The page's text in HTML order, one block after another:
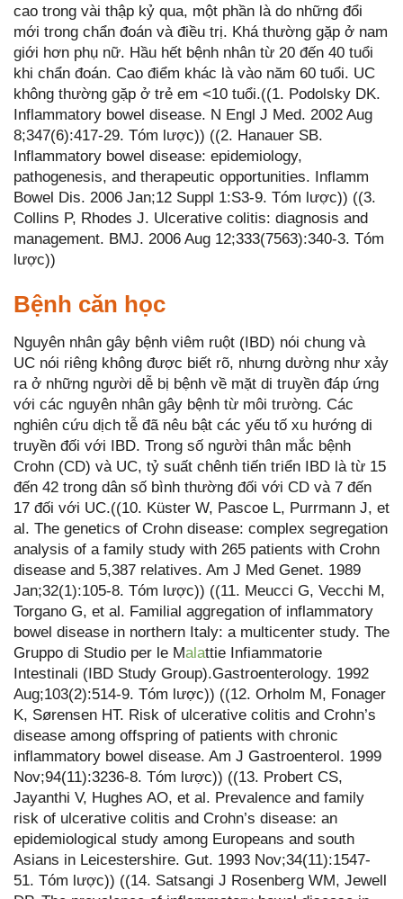
cao trong vài thập kỷ qua, một phần là do những đổi
mới trong chẩn đoán và điều trị. Khá thường gặp ở nam
giới hơn phụ nữ. Hầu hết bệnh nhân từ 20 đến 40 tuổi
khi chẩn đoán. Cao điểm khác là vào năm 60 tuổi. UC
không thường gặp ở trẻ em <10 tuổi.((1. Podolsky DK.
Inflammatory bowel disease. N Engl J Med. 2002 Aug
8;347(6):417-29. Tóm lược)) ((2. Hanauer SB.
Inflammatory bowel disease: epidemiology,
pathogenesis, and therapeutic opportunities. Inflamm
Bowel Dis. 2006 Jan;12 Suppl 1:S3-9. Tóm lược)) ((3.
Collins P, Rhodes J. Ulcerative colitis: diagnosis and
management. BMJ. 2006 Aug 12;333(7563):340-3. Tóm
lược))
Bệnh căn học
Nguyên nhân gây bệnh viêm ruột (IBD) nói chung và
UC nói riêng không được biết rõ, nhưng dường như xảy
ra ở những người dễ bị bệnh về mặt di truyền đáp ứng
với các nguyên nhân gây bệnh từ môi trường. Các
nghiên cứu dịch tễ đã nêu bật các yếu tố xu hướng di
truyền đối với IBD. Trong số người thân mắc bệnh
Crohn (CD) và UC, tỷ suất chênh tiến triển IBD là từ 15
đến 42 trong dân số bình thường đối với CD và 7 đến
17 đối với UC.((10. Küster W, Pascoe L, Purrmann J, et
al. The genetics of Crohn disease: complex segregation
analysis of a family study with 265 patients with Crohn
disease and 5,387 relatives. Am J Med Genet. 1989
Jan;32(1):105-8. Tóm lược)) ((11. Meucci G, Vecchi M,
Torgano G, et al. Familial aggregation of inflammatory
bowel disease in northern Italy: a multicenter study. The
Gruppo di Studio per le Malattie Infiammatorie
Intestinali (IBD Study Group).Gastroenterology. 1992
Aug;103(2):514-9. Tóm lược)) ((12. Orholm M, Fonager
K, Sørensen HT. Risk of ulcerative colitis and Crohn’s
disease among offspring of patients with chronic
inflammatory bowel disease. Am J Gastroenterol. 1999
Nov;94(11):3236-8. Tóm lược)) ((13. Probert CS,
Jayanthi V, Hughes AO, et al. Prevalence and family
risk of ulcerative colitis and Crohn’s disease: an
epidemiological study among Europeans and south
Asians in Leicestershire. Gut. 1993 Nov;34(11):1547-
51. Tóm lược)) ((14. Satsangi J Rosenberg WM, Jewell